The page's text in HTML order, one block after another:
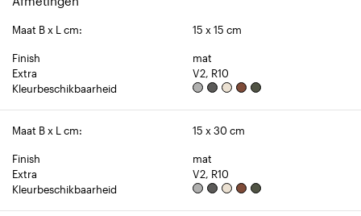
Maat B x L cm: 15 x 15 cm
Finish
mat
Extra
V2, R10
Kleurbeschikbaarheid
Maat B x L cm: 15 x 30 cm
Finish
mat
Extra
V2, R10
Kleurbeschikbaarheid